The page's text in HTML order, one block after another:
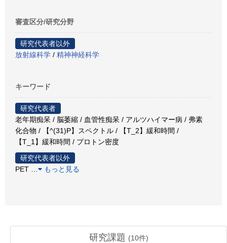
審査区分/研究分野
研究代表者以外
放射線科学 / 精神神経科学
キーワード
研究代表者
老年期痴呆 / 脳萎縮 / 血管性痴呆 / アルツハイマー病 / 弗素
化合物 / 【^(31)P】スペクトル / 【T_2】緩和時間 /
【T_1】緩和時間 / プロトン密度
研究代表者以外
PET
もっと見る
研究課題 (10件)